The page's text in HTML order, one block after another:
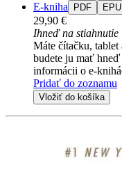
E-kniha PDF
29,90 €
Ihneď na stiahnutie
Máte čítačku,
budete ju mať hneď
informácii o e-
Pridať do zoznamu
Vložiť do košíka